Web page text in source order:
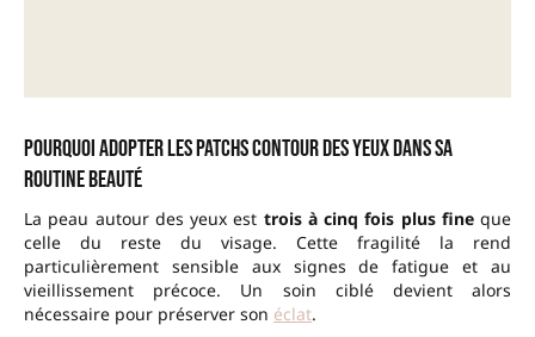
Pourquoi adopter les patchs contour des yeux dans sa
routine beauté
La peau autour des yeux est trois à cinq fois plus fineque
celle du reste du visage. Cette fragilité la rend
particulièrement sensible aux signes de fatigue et au
vieillissement précoce. Un soin ciblé devient alors
nécessaire pour préserver son éclat.